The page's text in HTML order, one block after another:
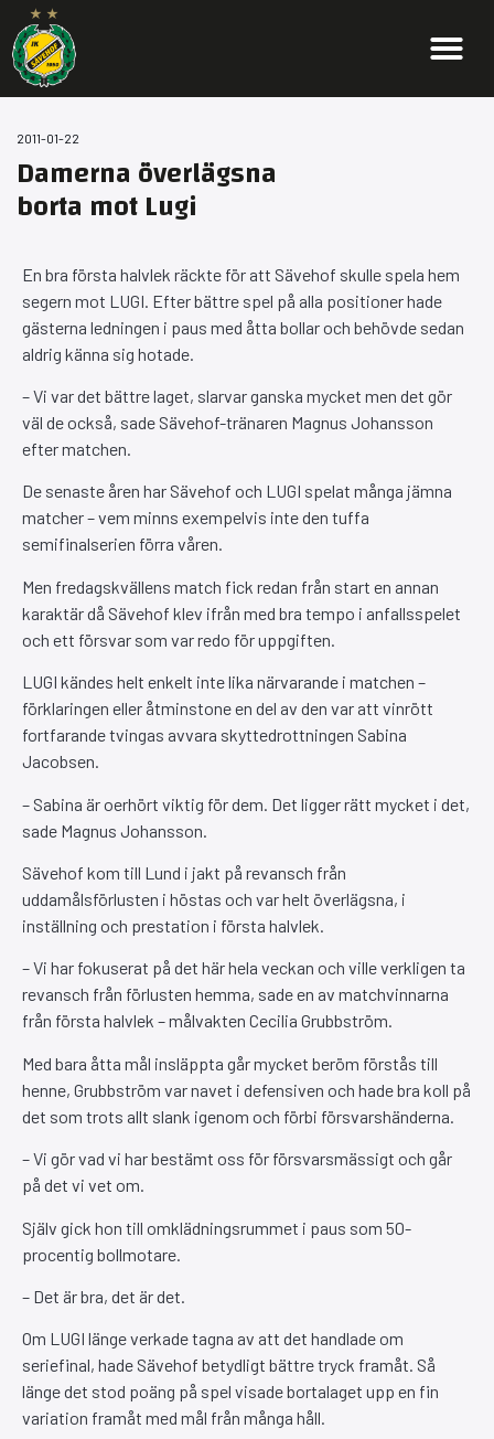
2011-01-22
Damerna överlägsna
borta mot Lugi
En bra första halvlek räckte för att Sävehof skulle spela hem
segern mot LUGI. Efter bättre spel på alla positioner hade
gästerna ledningen i paus med åtta bollar och behövde sedan
aldrig känna sig hotade.
– Vi var det bättre laget, slarvar ganska mycket men det gör
väl de också, sade Sävehof-tränaren Magnus Johansson
efter matchen.
De senaste åren har Sävehof och LUGI spelat många jämna
matcher – vem minns exempelvis inte den tuffa
semifinalserien förra våren.
Men fredagskvällens match fick redan från start en annan
karaktär då Sävehof klev ifrån med bra tempo i anfallsspelet
och ett försvar som var redo för uppgiften.
LUGI kändes helt enkelt inte lika närvarande i matchen –
förklaringen eller åtminstone en del av den var att vinrött
fortfarande tvingas avvara skyttedrottningen Sabina
Jacobsen.
– Sabina är oerhört viktig för dem. Det ligger rätt mycket i det,
sade Magnus Johansson.
Sävehof kom till Lund i jakt på revansch från
uddamålsförlusten i höstas och var helt överlägsna, i
inställning och prestation i första halvlek.
– Vi har fokuserat på det här hela veckan och ville verkligen ta
revansch från förlusten hemma, sade en av matchvinnarna
från första halvlek – målvakten Cecilia Grubbström.
Med bara åtta mål insläppta går mycket beröm förstås till
henne, Grubbström var navet i defensiven och hade bra koll på
det som trots allt slank igenom och förbi försvarshänderna.
– Vi gör vad vi har bestämt oss för försvarsmässigt och går
på det vi vet om.
Själv gick hon till omklädningsrummet i paus som 50-
procentig bollmotare.
– Det är bra, det är det.
Om LUGI länge verkade tagna av att det handlade om
seriefinal, hade Sävehof betydligt bättre tryck framåt. Så
länge det stod poäng på spel visade bortalaget upp en fin
variation framåt med mål från många håll.